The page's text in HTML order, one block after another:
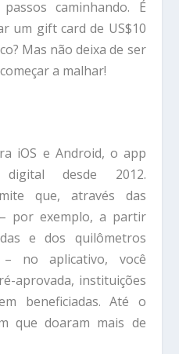
caminhando. É
um gift card de US$10
Mas não deixa de ser
a malhar!
iOS e Android, o app
desde 2012.
que, através das
por exemplo, a partir
e dos quilômetros
no aplicativo, você
aprovada, instituições
beneficiadas. Até o
que doaram mais de